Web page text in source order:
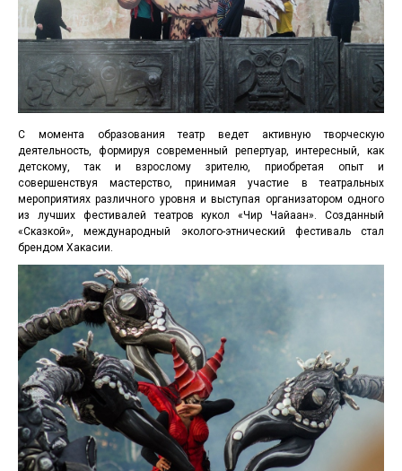
С момента образования театр ведет активную творческую
деятельность, формируя современный репертуар, интересный, как
детскому, так и взрослому зрителю, приобретая опыт и
совершенствуя мастерство, принимая участие в театральных
мероприятиях различного уровня и выступая организатором одного
из лучших фестивалей театров кукол «Чир Чайаан». Созданный
«Сказкой», международный эколого-этнический фестиваль стал
брендом Хакасии.